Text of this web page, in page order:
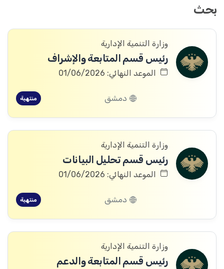
بحث
وزارة التنمية الإدارية
رئيس قسم المتابعة والإشراف
الموعد النهائي: 01/06/2026
دمشق منتهية
وزارة التنمية الإدارية
رئيس قسم تحليل البيانات
الموعد النهائي: 01/06/2026
دمشق منتهية
وزارة التنمية الإدارية
رئيس قسم المتابعة والدعم